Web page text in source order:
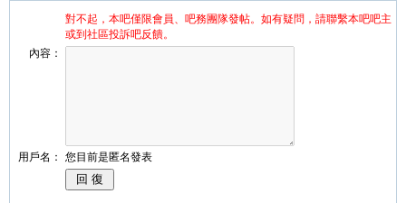
對不起，本吧僅限會員、吧務團隊發帖。如有疑問，請聯繫本吧吧主
或到社區投訴吧反饋。
內容：
用戶名： 您目前是匿名發表